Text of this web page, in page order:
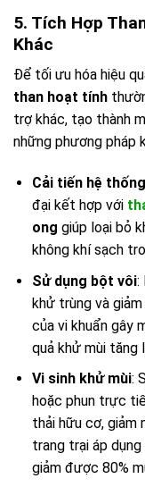
5. Tích Hợp
Khác
Để tối ưu hóa hiệu
than hoạt tính
trợ khác, tạo thành
những phương pháp
Cải tiến hệ
đại kết hợp với
ong giúp loại bỏ
không khí sạch
Sử dụng bột vôi:
khử trùng và
của vi khuẩn gây
quả khử mùi tăng
Vi sinh khử mùi:
hoặc phun trực
thải hữu cơ, giảm
trang trại áp
giảm được 80%